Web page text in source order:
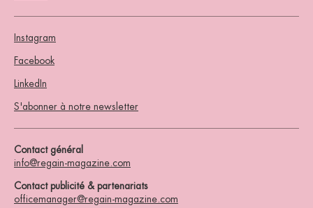
Instagram
Facebook
LinkedIn
S'abonner à notre newsletter
Contact général
info@regain-magazine.com
Contact publicité & partenariats
officemanager@regain-magazine.com